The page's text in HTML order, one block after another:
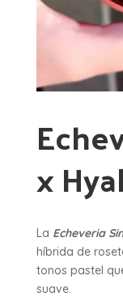
x
La Echeveria
híbrida de
tonos pastel
suave.